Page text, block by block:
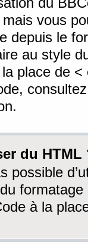
mais vous
depuis le
au style
place de <
du HTML
possible
à la